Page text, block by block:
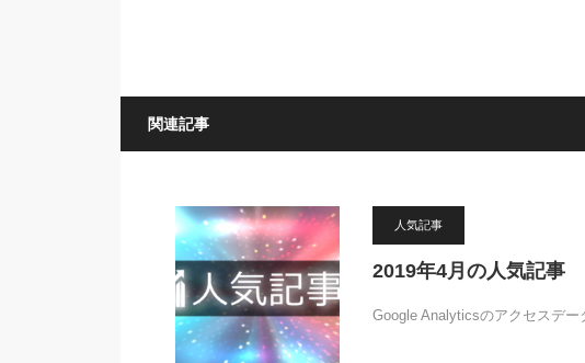
関連記事
人気記事
2019年4月の人気記事
Google Analyticsのアクセスデ